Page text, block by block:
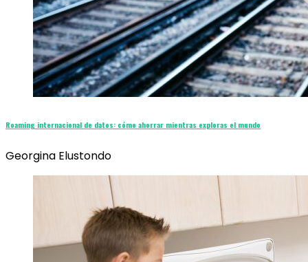
Roaming internacional de datos: cómo ahorrar mientras exploras el mundo
Georgina Elustondo